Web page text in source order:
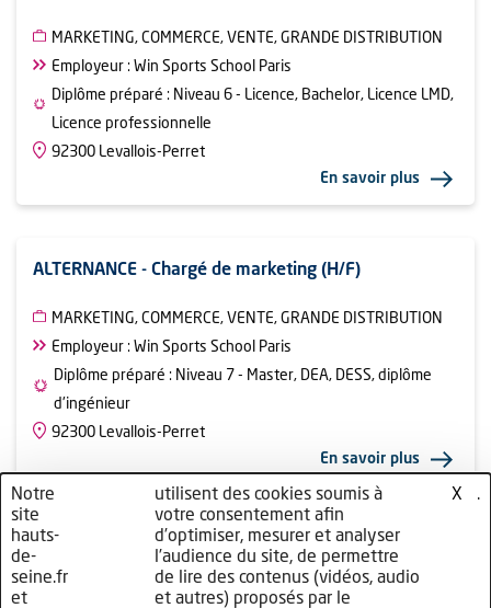
MARKETING, COMMERCE, VENTE, GRANDE DISTRIBUTION
Employeur : Win Sports School Paris
Diplôme préparé : Niveau 6 - Licence, Bachelor, Licence LMD,
Licence professionnelle
92300 Levallois-Perret
En savoir plus
ALTERNANCE - Chargé de marketing (H/F)
MARKETING, COMMERCE, VENTE, GRANDE DISTRIBUTION
Employeur : Win Sports School Paris
Diplôme préparé : Niveau 7 - Master, DEA, DESS, diplôme
d'ingénieur
92300 Levallois-Perret
En savoir plus
1 …
Offre de 1 à 24 sur 382
X
Notre
site
hauts-
de-
seine.fr
et
utilisent des cookies soumis à
votre consentement afin
d’optimiser, mesurer et analyser
l’audience du site, de permettre
de lire des contenus (vidéos, audio
et autres) proposés par le
cliquez .